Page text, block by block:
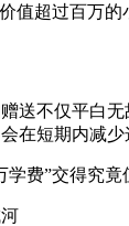
值超过百万的
不仅平白无
在短期内减
费”交得究竟